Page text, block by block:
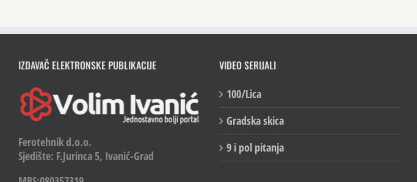
IZDAVAČ ELEKTRONSKE PUBLIKACIJE
Ferotehnik d.o.o.
Sjedište: F.Jurinca 5, Ivanić-Grad
VIDEO SERIJALI
100/Lica
Gradska skica
9 i pol pitanja